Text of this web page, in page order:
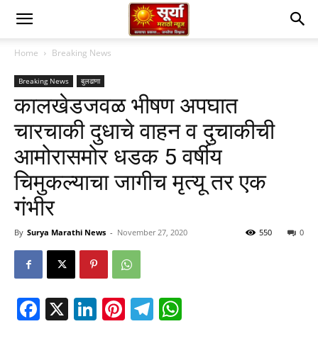
Home Breaking News
Breaking News बुलढाणा
कालखेडजवळ भीषण अपघात
चारचाकी दुधाचे वाहन व दुचाकीची
आमोरासमोर धडक 5 वर्षीय
चिमुकल्याचा जागीच मृत्यू तर एक
गंभीर
By Surya Marathi News - November 27, 2020 0
550
Facebook
X LinkedIn
Pinterest
Telegram